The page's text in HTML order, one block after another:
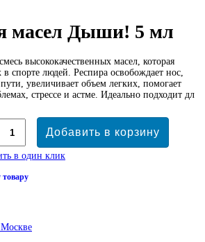
масел Дыши! 5 мл
высококачественных масел, которая
спорте людей. Респира освобождает нос,
увеличивает объем легких, помогает
стрессе и астме. Идеально подходит дл
в один клик
товару
Москве